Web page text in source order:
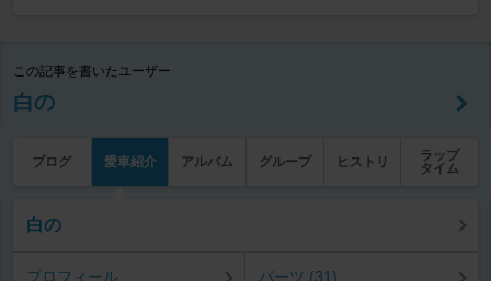
この記事を書いたユーザー
白の
ブログ 愛車紹介 アルバム グループ ヒストリ
ラップ
タイム
白の
プロフィール パーツ (31)